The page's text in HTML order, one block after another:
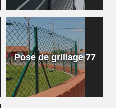
Pose de grillage 77